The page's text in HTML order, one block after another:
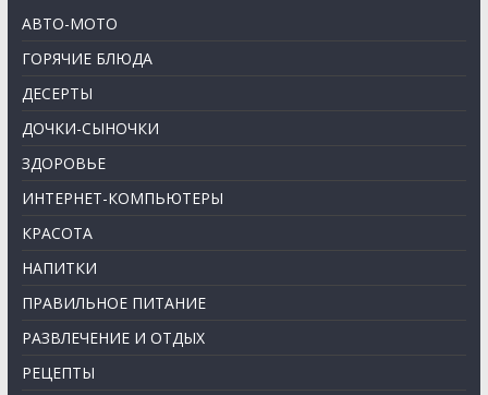
АВТО-МОТО
ГОРЯЧИЕ БЛЮДА
ДЕСЕРТЫ
ДОЧКИ-СЫНОЧКИ
ЗДОРОВЬЕ
ИНТЕРНЕТ-КОМПЬЮТЕРЫ
КРАСОТА
НАПИТКИ
ПРАВИЛЬНОЕ ПИТАНИЕ
РАЗВЛЕЧЕНИЕ И ОТДЫХ
РЕЦЕПТЫ